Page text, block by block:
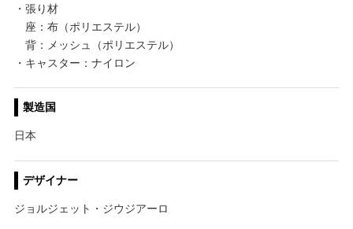
・張り材
座：布（ポリエステル）
背：メッシュ（ポリエステル）
・キャスター：ナイロン
製造国
日本
デザイナー
ジョルジェット・ジウジアーロ